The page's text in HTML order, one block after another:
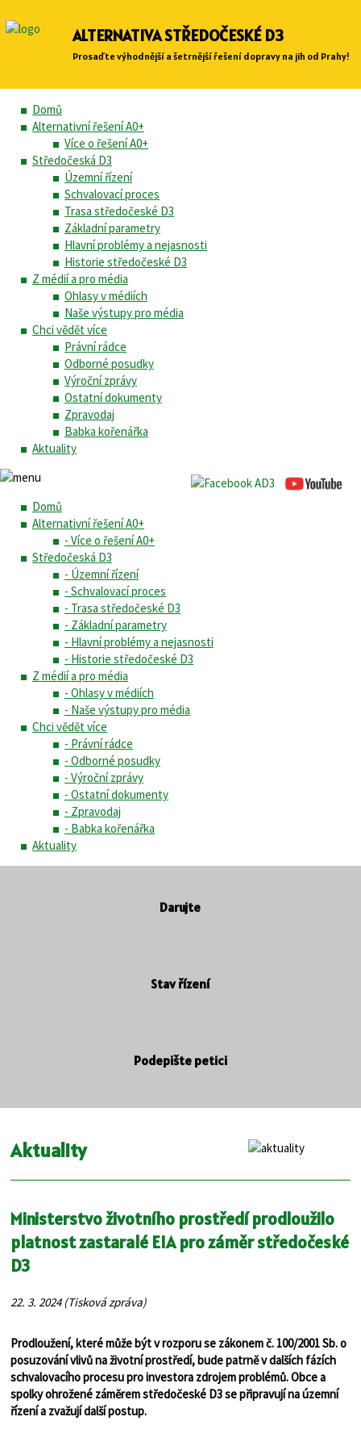
ALTERNATIVA STŘEDOČESKÉ D3
Prosaďte výhodnější a šetrnější řešení dopravy na jih od Prahy!
Domů
Alternativní řešení A0+
Více o řešení A0+
Středočeská D3
Územní řízení
Schvalovací proces
Trasa středočeské D3
Základní parametry
Hlavní problémy a nejasnosti
Historie středočeské D3
Z médií a pro média
Ohlasy v médiích
Naše výstupy pro média
Chci vědět více
Právní rádce
Odborné posudky
Výroční zprávy
Ostatní dokumenty
Zpravodaj
Babka kořenářka
Aktuality
Domů
Alternativní řešení A0+
- Více o řešení A0+
Středočeská D3
- Územní řízení
- Schvalovací proces
- Trasa středočeské D3
- Základní parametry
- Hlavní problémy a nejasnosti
- Historie středočeské D3
Z médií a pro média
- Ohlasy v médiích
- Naše výstupy pro média
Chci vědět více
- Právní rádce
- Odborné posudky
- Výroční zprávy
- Ostatní dokumenty
- Zpravodaj
- Babka kořenářka
Aktuality
Darujte
Stav řízení
Podepište petici
Aktuality
Ministerstvo životního prostředí prodloužilo
platnost zastaralé EIA pro záměr středočeské
D3
22. 3. 2024 (Tisková zpráva)
Prodloužení, které může být v rozporu se zákonem č. 100/2001 Sb. o
posuzování vlivů na životní prostředí, bude patrně v dalších fázích
schvalovacího procesu pro investora zdrojem problémů. Obce a
spolky ohrožené záměrem středočeské D3 se připravují na územní
řízení a zvažují další postup.